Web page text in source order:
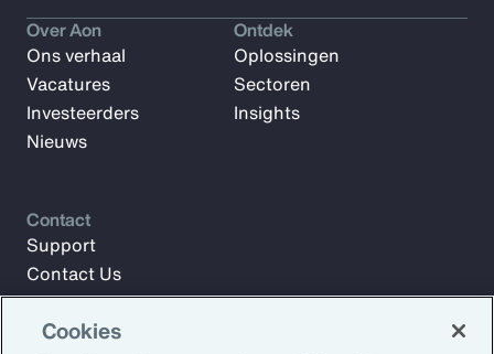
Over Aon
Ons verhaal
Vacatures
Investeerders
Nieuws
Ontdek
Oplossingen
Sectoren
Insights
Contact
Support
Contact Us
Cookies